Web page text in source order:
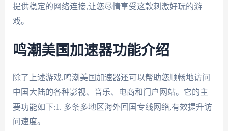
提供稳定的网络连接,让您尽情享受这款刺激好玩的游
戏。
鸣潮美国加速器功能介绍
除了上述游戏,鸣潮美国加速器还可以帮助您顺畅地访问
中国大陆的各种影视、音乐、电商和门户网站。它的主
要功能如下:1. 多条多地区海外回国专线网络,有效提升访
问速度。